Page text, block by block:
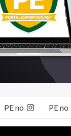
PE no PE no